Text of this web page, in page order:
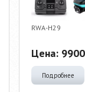
RWA-H29
Цена: 9900
Подробнее